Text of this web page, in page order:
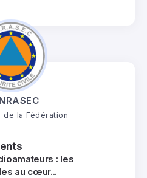
la Fédération
(18.09.26)
SATER B (05.06.26)
journée portes ouvertes
: les
au cœur...